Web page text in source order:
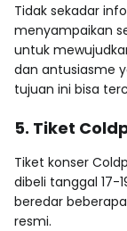
Tidak sekadar
menyampaikan
untuk
dan antusiasme
tujuan ini bisa
5. Tiket
Tiket konser
dibeli tanggal 17-
beredar
resmi.